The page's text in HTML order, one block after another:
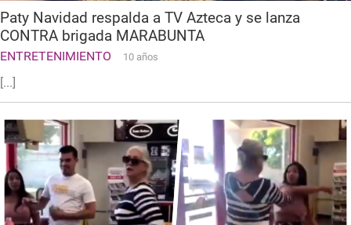
Paty Navidad respalda a TV Azteca y se lanza
CONTRA brigada MARABUNTA
ENTRETENIMIENTO 10 años
[...]